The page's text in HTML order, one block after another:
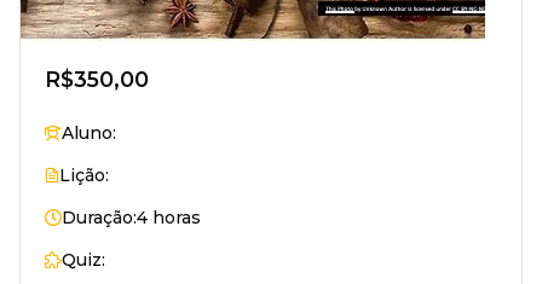
R$350,00
Aluno:
Lição:
Duração:4 horas
Quiz: